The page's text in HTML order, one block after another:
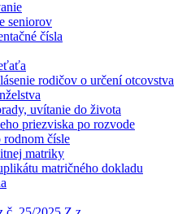
seniorov
čísla
rodičov o určení otcovstva
uvítanie do života
priezviska po rozvode
rodnom čísle
matriky
matričného dokladu